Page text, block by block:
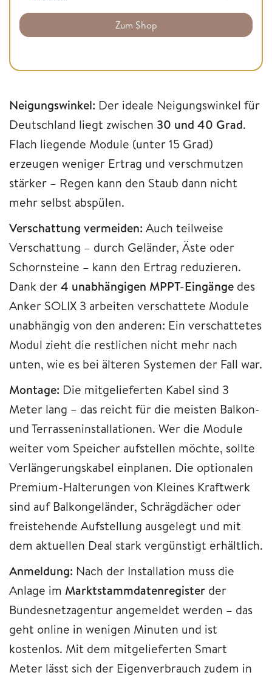
Zum Shop
Neigungswinkel: Der ideale Neigungswinkel für
Deutschland liegt zwischen 30 und 40 Grad.
Flach liegende Module (unter 15 Grad)
erzeugen weniger Ertrag und verschmutzen
stärker – Regen kann den Staub dann nicht
mehr selbst abspülen.
Verschattung vermeiden: Auch teilweise
Verschattung – durch Geländer, Äste oder
Schornsteine – kann den Ertrag reduzieren.
Dank der4 unabhängigen MPPT-Eingänge des
Anker SOLIX 3 arbeiten verschattete Module
unabhängig von den anderen: Ein verschattetes
Modul zieht die restlichen nicht mehr nach
unten, wie es bei älteren Systemen der Fall war.
Montage: Die mitgelieferten Kabel sind 3
Meter lang – das reicht für die meisten Balkon-
und Terrasseninstallationen. Wer die Module
weiter vom Speicher aufstellen möchte, sollte
Verlängerungskabel einplanen. Die optionalen
Premium-Halterungen von Kleines Kraftwerk
sind auf Balkongeländer, Schrägdächer oder
freistehende Aufstellung ausgelegt und mit
dem aktuellen Deal stark vergünstigt erhältlich.
Anmeldung: Nach der Installation muss die
Anlage im Marktstammdatenregister der
Bundesnetzagentur angemeldet werden – das
geht online in wenigen Minuten und ist
kostenlos. Mit dem mitgelieferten Smart
Meter lässt sich der Eigenverbrauch zudem in